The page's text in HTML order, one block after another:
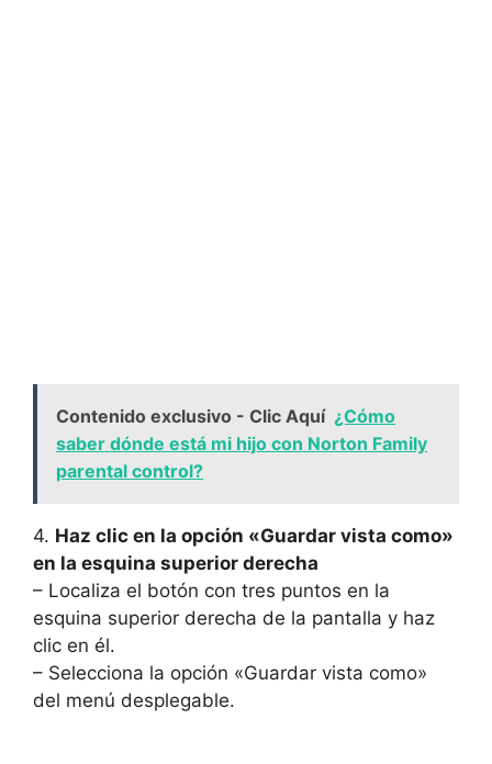
Contenido exclusivo - Clic Aquí ¿Cómo
saber dónde está mi hijo con Norton Family
parental control?
4. Haz clic en la opción «Guardar vista como»
en la esquina superior derecha
– Localiza el botón con tres puntos en la
esquina superior derecha de la pantalla y haz
clic en él.
– Selecciona la opción «Guardar vista como»
del menú desplegable.